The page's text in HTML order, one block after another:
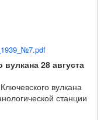
28 августа
вулкана
станции